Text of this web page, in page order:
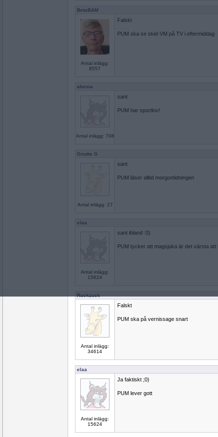
BetaBAM
Antal inlägg:
8557
Falskt
PUM ska se skid-VM på TV i eftermiddag
abema
Antal inlägg: 708
sant
PUM har sportlov!
Gnutte G
Antal inlägg: 27
sant
PUM läser alltid morgontidningen
elaa
Antal inlägg:
15624
sant ibland :0)
PUM tycker att magsjuka är det värsta att
Ruckzuck
Antal inlägg:
34614
Falskt
PUM ska på vernissage snart
elaa
Antal inlägg:
15624
Ja faktiskt ;0)
PUM lever gott